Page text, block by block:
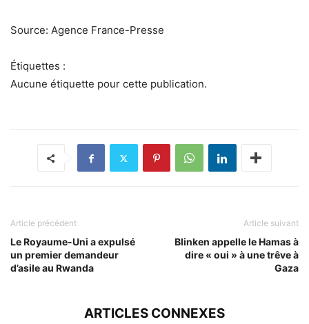
Source: Agence France-Presse
Étiquettes :
Aucune étiquette pour cette publication.
Article précédent
Le Royaume-Uni a expulsé
un premier demandeur
d’asile au Rwanda
Article suivant
Blinken appelle le Hamas à
dire « oui » à une trêve à
Gaza
ARTICLES CONNEXES